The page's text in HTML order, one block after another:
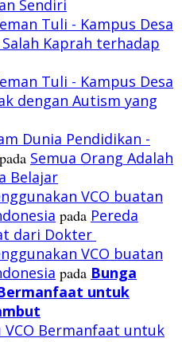
Sendiri
Tuli - Kampus Desa
Kaprah terhadap
Tuli - Kampus Desa
dengan Autism yang
Dunia Pendidikan -
pada Semua Orang Adalah
Belajar
VCO buatan
pada Pereda
dari Dokter
VCO buatan
pada Bunga
untuk
VCO Bermanfaat untuk